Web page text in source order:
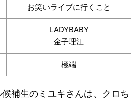
お笑いライブに行くこと
LADYBABY
金子理江
極端
補生のミユキさんは、クロち